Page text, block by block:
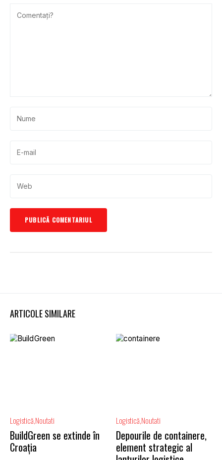
ARTICOLE SIMILARE
Logistică Noutati
BuildGreen se extinde în
Croația
Logistică Noutati
Depourile de containere,
element strategic al